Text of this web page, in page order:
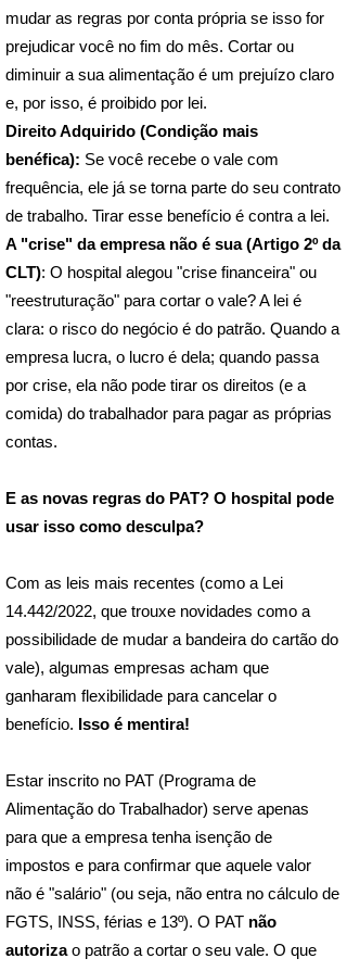
mudar as regras por conta própria se isso for
prejudicar você no fim do mês. Cortar ou
diminuir a sua alimentação é um prejuízo claro
e, por isso, é proibido por lei.
Direito Adquirido (Condição mais
benéfica): Se você recebe o vale com
frequência, ele já se torna parte do seu contrato
de trabalho. Tirar esse benefício é contra a lei.
A "crise" da empresa não é sua (Artigo 2º da
CLT): O hospital alegou "crise financeira" ou
"reestruturação" para cortar o vale? A lei é
clara: o risco do negócio é do patrão. Quando a
empresa lucra, o lucro é dela; quando passa
por crise, ela não pode tirar os direitos (e a
comida) do trabalhador para pagar as próprias
contas.
E as novas regras do PAT? O hospital pode
usar isso como desculpa?
Com as leis mais recentes (como a Lei
14.442/2022, que trouxe novidades como a
possibilidade de mudar a bandeira do cartão do
vale), algumas empresas acham que
ganharam flexibilidade para cancelar o
benefício. Isso é mentira!
Estar inscrito no PAT (Programa de
Alimentação do Trabalhador) serve apenas
para que a empresa tenha isenção de
impostos e para confirmar que aquele valor
não é "salário" (ou seja, não entra no cálculo de
FGTS, INSS, férias e 13º). O PAT não
autorizao patrão a cortar o seu vale. O que